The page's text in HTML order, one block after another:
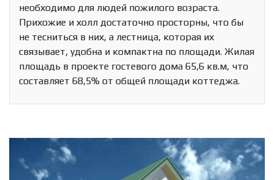
необходимо для людей пожилого возраста.
Прихожие и холл достаточно просторны, что бы
не тесниться в них, а лестница, которая их
связывает, удобна и компактна по площади. Жилая
площадь в проекте гостевого дома 65,6 кв.м, что
составляет 68,5% от общей площади коттеджа.